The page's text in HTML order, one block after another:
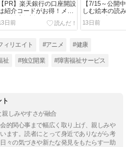
【PR】楽天銀行の口座開設
紹介コードがお得！メリ
ット徹底解説
日前
【7/15～公開
しむ絵本の読
（あかずきん
13日前
ィリエイト #アニメ #健康
祉 #独立開業 #障害福祉サービス
ト
親しみやすさが融合
的関心事まで幅広く取り上げ、親しみや
ます。読者にとって身近でありながら考
々の気づきや新たな発見をもたらす一助